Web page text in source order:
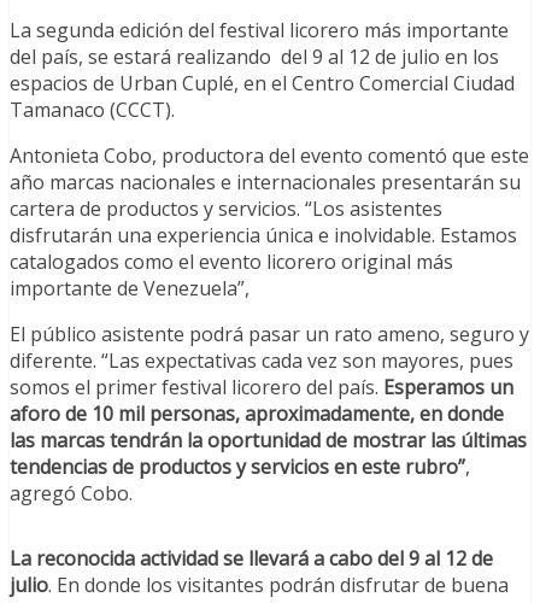
La segunda edición del festival licorero más importante
del país, se estará realizando del 9 al 12 de julio en los
espacios de Urban Cuplé, en el Centro Comercial Ciudad
Tamanaco (CCCT).
Antonieta Cobo, productora del evento comentó que este
año marcas nacionales e internacionales presentarán su
cartera de productos y servicios. “Los asistentes
disfrutarán una experiencia única e inolvidable. Estamos
catalogados como el evento licorero original más
importante de Venezuela”,
El público asistente podrá pasar un rato ameno, seguro y
diferente. “Las expectativas cada vez son mayores, pues
somos el primer festival licorero del país. Esperamos un
aforo de 10 mil personas, aproximadamente, en donde
las marcas tendrán la oportunidad de mostrar las últimas
tendencias de productos y servicios en este rubro”,
agregó Cobo.
La reconocida actividad se llevará a cabo del 9 al 12 de
julio. En donde los visitantes podrán disfrutar de buena